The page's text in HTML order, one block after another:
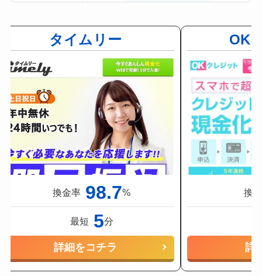
タイムリー
換金率 98.7%
最短 5分
詳細をコチラ
OK
換
詳